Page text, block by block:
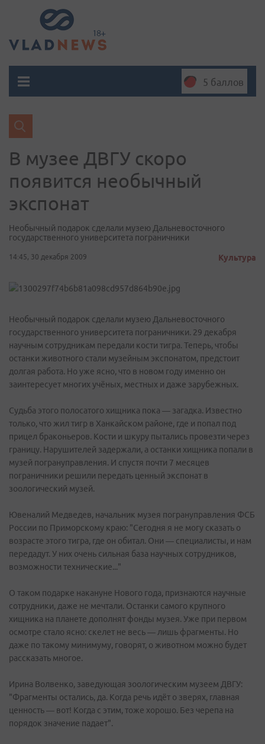
5 баллов
В музее ДВГУ скоро
появится необычный
экспонат
Необычный подарок сделали музею Дальневосточного
государственного университета пограничники
14:45, 30 декабря 2009 Культура
Необычный подарок сделали музею Дальневосточного
государственного университета пограничники. 29 декабря
научным сотрудникам передали кости тигра. Теперь, чтобы
останки животного стали музейным экспонатом, предстоит
долгая работа. Но уже ясно, что в новом году именно он
заинтересует многих учёных, местных и даже зарубежных.
Судьба этого полосатого хищника пока — загадка. Известно
только, что жил тигр в Ханкайском районе, где и попал под
прицел браконьеров. Кости и шкуру пытались провезти через
границу. Нарушителей задержали, а останки хищника попали в
музей погрануправления. И спустя почти 7 месяцев
пограничники решили передать ценный экспонат в
зоологический музей.
Ювеналий Медведев, начальник музея погрануправления ФСБ
России по Приморскому краю: "Сегодня я не могу сказать о
возрасте этого тигра, где он обитал. Они — специалисты, и нам
передадут. У них очень сильная база научных сотрудников,
возможности технические..."
О таком подарке накануне Нового года, признаются научные
сотрудники, даже не мечтали. Останки самого крупного
хищника на планете дополнят фонды музея. Уже при первом
осмотре стало ясно: скелет не весь — лишь фрагменты. Но
даже по такому минимуму, говорят, о животном можно будет
рассказать многое.
Ирина Волвенко, заведующая зоологическим музеем ДВГУ:
"Фрагменты остались, да. Когда речь идёт о зверях, главная
ценность — вот! Когда с этим, тоже хорошо. Без черепа на
порядок значение падает".